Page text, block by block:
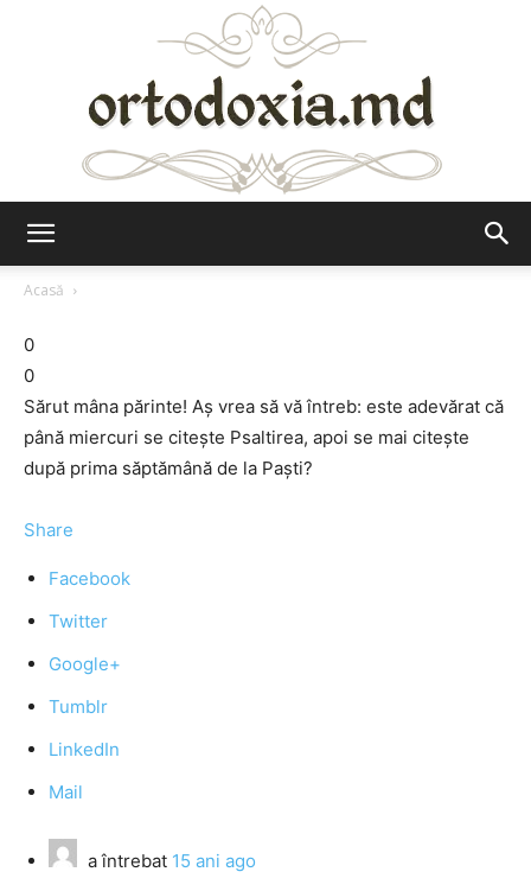
Acasă
0
0
Sărut mâna părinte! Aș vrea să vă întreb: este adevărat că
până miercuri se citește Psaltirea, apoi se mai citește
după prima săptămână de la Paști?
Share
Facebook
Twitter
Google+
Tumblr
LinkedIn
Mail
a întrebat 15 ani ago